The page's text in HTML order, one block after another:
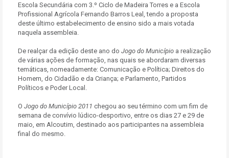
Escola Secundária com 3.º Ciclo de Madeira Torres e a Escola
Profissional Agrícola Fernando Barros Leal, tendo a proposta
deste último estabelecimento de ensino sido a mais votada
naquela assembleia.
De realçar da edição deste ano do Jogo do Município a realização
de várias ações de formação, nas quais se abordaram diversas
temáticas, nomeadamente: Comunicação e Política; Direitos do
Homem, do Cidadão e da Criança; e Parlamento, Partidos
Políticos e Poder Local.
O Jogo do Município 2011 chegou ao seu término com um fim de
semana de convívio lúdico-desportivo, entre os dias 27 e 29 de
maio, em Alcoutim, destinado aos participantes na assembleia
final do mesmo.